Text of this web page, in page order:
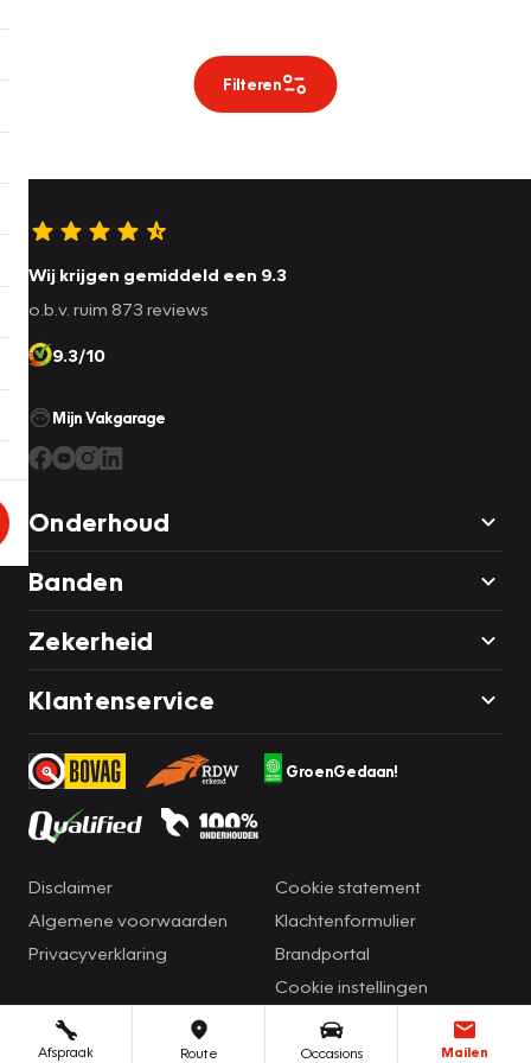
Filteren
Afspraak Route Occasions Mailen
Wij krijgen gemiddeld een 9.3
o.b.v. ruim 873 reviews
9.3/10
Mijn Vakgarage
Onderhoud
Banden
Zekerheid
Klantenservice
GroenGedaan!
Disclaimer
Algemene voorwaarden
Privacyverklaring
Cookie statement
Klachtenformulier
Brandportal
Cookie instellingen